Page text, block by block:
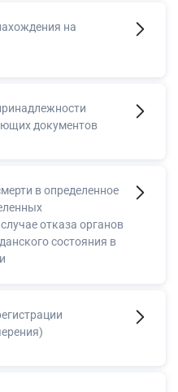
на
документов
в определенное
отказа органов
состояния в